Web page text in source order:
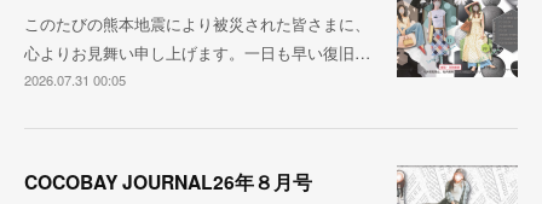
このたびの熊本地震により被災された皆さまに、
心よりお見舞い申し上げます。一日も早い復旧…
2026.07.31 00:05
COCOBAY JOURNAL26年８月号